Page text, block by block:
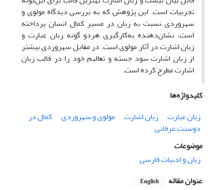
تجربیات است. این پژوهش که به بررسی دیدگاه مولوی و
سهروردی نسبت به زبان در مسیر کمال انسان پرداخته
است، نشان‌دهنده به‌کارگیری هردو گونه زبان عبارت و
زبان اشارت در آثار مولوی است. در مقابل سهروردی بیشتر
از زبان اشارت سود جسته و تعالیم خود را در قالب زبان
اشارت مطرح کرده است.
کلیدواژه‌ها
زبان عبارت
زبان اشارت مولوی و سهروردی
کمال در
دوسنت عرفانی
موضوعات
زبان و ادبیات فارسی
عنوان مقاله
English